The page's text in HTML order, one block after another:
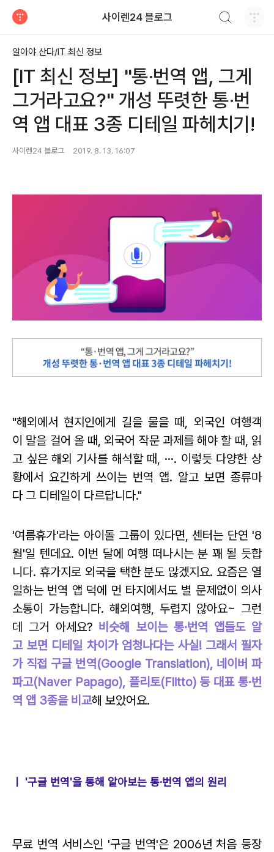
사이렌24 블로그
알아야 산다/IT 최신 정보
[IT 최신 정보] "통·번역 앱, 그게
그거라고요?" 개성 뚜렷한 통·번
역 앱 대표 3종 디테일 파헤치기!
사이렌24 블로그 2019. 8. 13. 16:07
"해외에서 현지인에게 길을 물을 때, 외국인 여행객
이 말을 걸어 올 때,외국어 작문 과제를 해야 할 때, 읽
고 싶은 해외 기사를 해석할 때, ···. 이렇듯 다양한 상
황에서 요긴하게 쓰이는 번역 앱. 알고 보면 종류마
다 그 디테일이 다르답니다."
'여름휴가'라는 아이돌 그룹이 있다면, 센터는 단연 '8
월'일 텐데요. 이번 달에 여행 떠나시는 분 꽤 될 듯합
니다. 휴가지로 외국을 택한 분도 많겠지요. 요즘은 열
일하는 번역 앱 덕에 먼 타지에서도 별 문제없이 의사
소통이 가능합니다. 해외여행, 두렵지 않아요~ 그런
데 그거 아세요? 비슷해 보이는 통·번역 앱들도 알
고 보면 디테일 차이가 엄청나다는 사실! 그래서 필자
가 직접 구글 번역(Google Translation), 네이버 파
파고(Naver Papago), 플리토(Flitto) 등 대표 통·번
역 앱 3종을 비교해 보았어요.
ㅣ '구글 번역'을 통해 알아보는 통·번역 앱의 원리
무료 번역 서비스인 '구글 번역'은 2006년 처음 등장